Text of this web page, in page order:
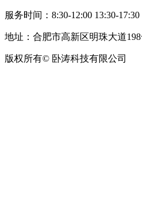
服务时间：8:30-12:00 13:30-17:30
地址：合肥市高新区明珠大道
版权所有© 卧涛科技有限公司